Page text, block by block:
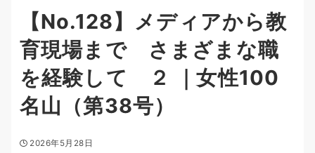
【No.128】メディアから教
育現場まで さまざまな職
を経験して ２ ｜女性100
名山（第38号）
2026年5月28日